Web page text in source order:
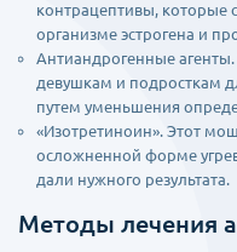
контрацептивы,
организме эстрогена и
Антиандрогенные агенты.
девушкам и подросткам
путем уменьшения
«Изотретиноин». Этот
осложненной форме
дали нужного результата.
Методы лечения